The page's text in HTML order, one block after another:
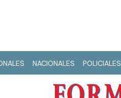
NACIONALES POLICIALES